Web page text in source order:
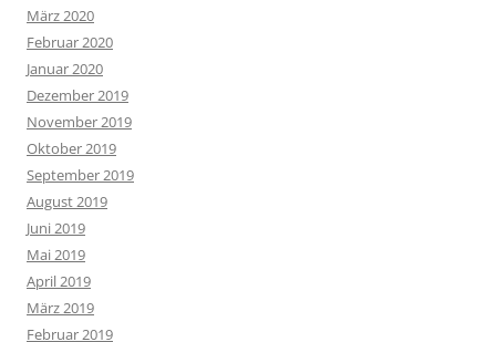
März 2020
Februar 2020
Januar 2020
Dezember 2019
November 2019
Oktober 2019
September 2019
August 2019
Juni 2019
Mai 2019
April 2019
März 2019
Februar 2019